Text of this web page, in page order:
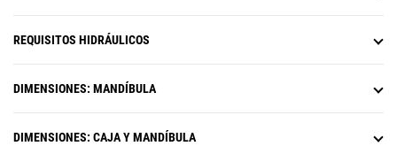
REQUISITOS HIDRÁULICOS
DIMENSIONES: MANDÍBULA
DIMENSIONES: CAJA Y MANDÍBULA